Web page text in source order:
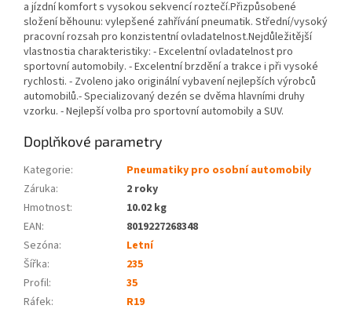
a jízdní komfort s vysokou sekvencí roztečí.Přizpůsobené
složení běhounu: vylepšené zahřívání pneumatik. Střední/vysoký
pracovní rozsah pro konzistentní ovladatelnost.Nejdůležitější
vlastnostia charakteristiky: - Excelentní ovladatelnost pro
sportovní automobily. - Excelentní brzdění a trakce i při vysoké
rychlosti. - Zvoleno jako originální vybavení nejlepších výrobců
automobilů.- Specializovaný dezén se dvěma hlavními druhy
vzorku. - Nejlepší volba pro sportovní automobily a SUV.
Doplňkové parametry
Kategorie:
Pneumatiky pro osobní automobily
Záruka:
2 roky
Hmotnost:
10.02 kg
EAN:
8019227268348
Sezóna:
Letní
Šířka:
235
Profil:
35
Ráfek:
R19